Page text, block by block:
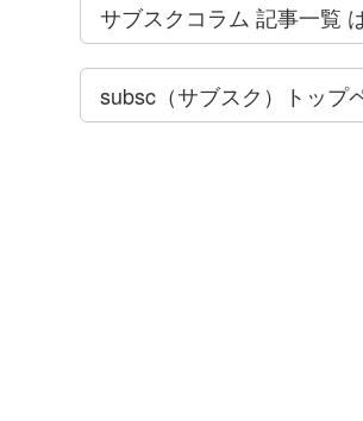
サブスクコラム 記事一覧
subsc（サブスク）トップ